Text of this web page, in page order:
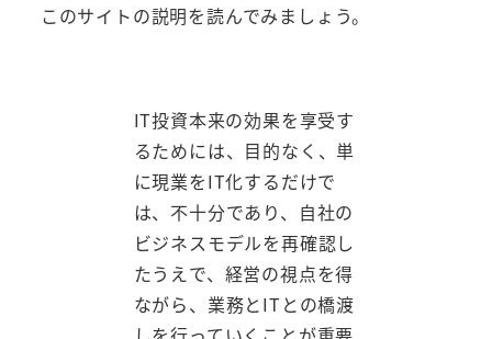
このサイトの説明を読んでみましょう。
IT投資本来の効果を享受す
るためには、目的なく、単
に現業をIT化するだけで
は、不十分であり、自社の
ビジネスモデルを再確認し
たうえで、経営の視点を得
ながら、業務とITとの橋渡